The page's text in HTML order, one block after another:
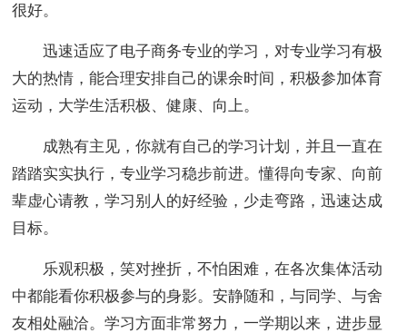
很好。
迅速适应了电子商务专业的学习，对专业学习有极
大的热情，能合理安排自己的课余时间，积极参加体育
运动，大学生活积极、健康、向上。
成熟有主见，你就有自己的学习计划，并且一直在
踏踏实实执行，专业学习稳步前进。懂得向专家、向前
辈虚心请教，学习别人的好经验，少走弯路，迅速达成
目标。
乐观积极，笑对挫折，不怕困难，在各次集体活动
中都能看你积极参与的身影。安静随和，与同学、与舍
友相处融洽。学习方面非常努力，一学期以来，进步显